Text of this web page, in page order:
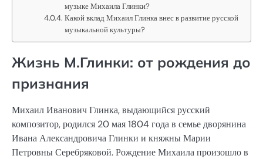
музыке Михаила Глинки?
Какой вклад Михаил Глинка внес в развитие русской
музыкальной культуры?
Жизнь М.Глинки: от рождения до
признания
Михаил Иванович Глинка, выдающийся русский
композитор, родился 20 мая 1804 года в семье дворянина
Ивана Александровича Глинки и княжны Марии
Петровны Серебряковой. Рождение Михаила произошло в